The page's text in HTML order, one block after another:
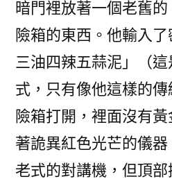
暗門裡放著一個老舊
險箱的東西。他輸入
三油四辣五蒜泥」（
式，只有像他這樣的
險箱打開，裡面沒有
著詭異紅色光芒的儀
老式的對講機，但頂部